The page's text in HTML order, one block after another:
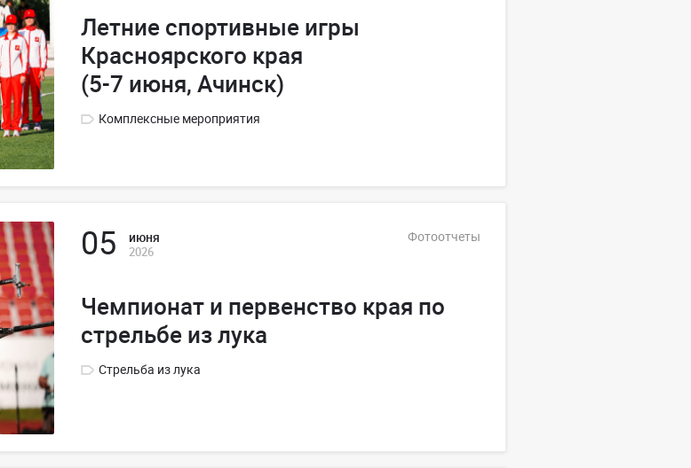
Летние спортивные игры
Красноярского края
(5-7 июня, Ачинск)
Комплексные мероприятия
05 июня
2026
Фотоотчеты
Чемпионат и первенство края по
стрельбе из лука
Стрельба из лука